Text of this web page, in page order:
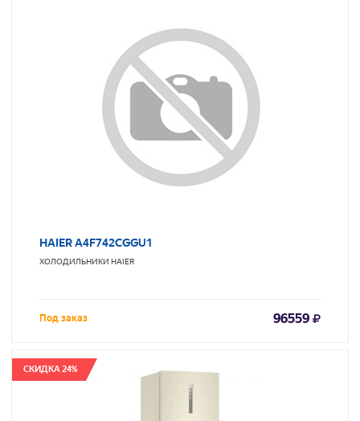
HAIER A4F742CGGU1
ХОЛОДИЛЬНИКИ HAIER
Под заказ 96559
СКИДКА 24%